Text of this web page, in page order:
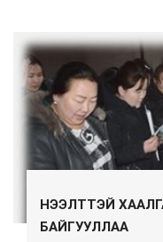
НЭЭЛТТЭЙ
БАЙГУУЛЛАА